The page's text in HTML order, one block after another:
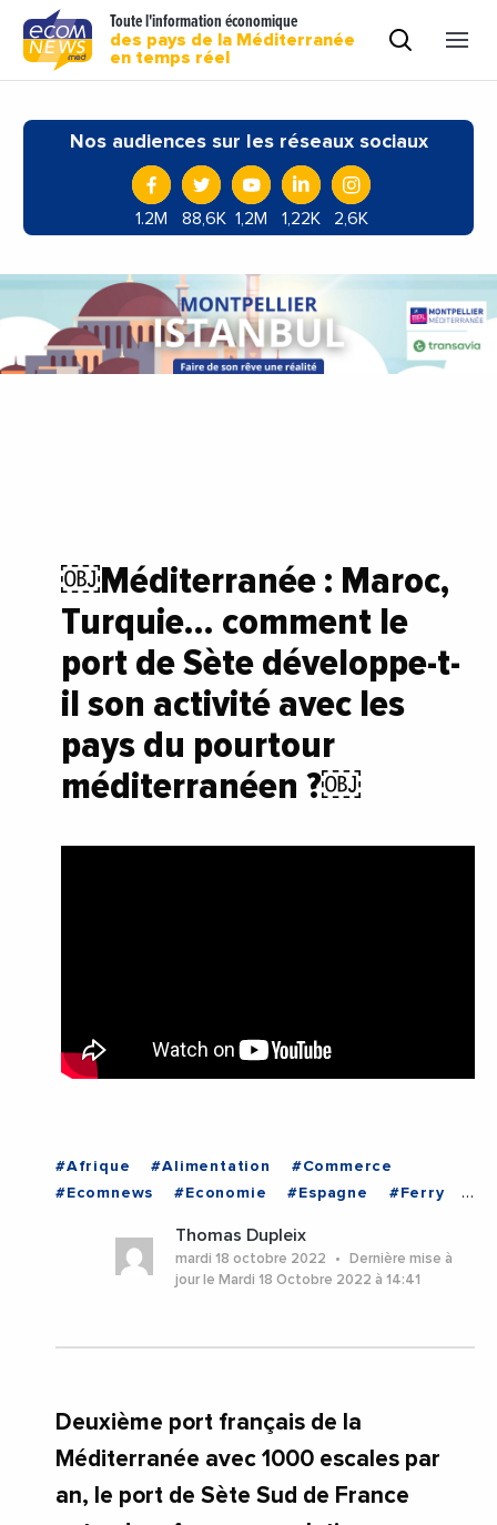
Toute l'information économique
des pays de la Méditerranée
en temps réel
Nos audiences sur les réseaux sociaux
1.2M 88,6K 1,2M 1,22K 2,6K
￼Méditerranée : Maroc,
Turquie… comment le
port de Sète développe-t-
il son activité avec les
pays du pourtour
méditerranéen ?￼
#Afrique #Alimentation
#Commerce
#Ecomnews
#Economie #Espagne
#Ferry
#Marche #Maroc
#MSC #Nador #Navire
#Nourriture
Thomas Dupleix
mardi 18 octobre 2022
Dernière mise à
jour le Mardi 18 Octobre 2022 à 14:41
Deuxième port français de la
Méditerranée avec 1000 escales par
an, le port de Sète Sud de France